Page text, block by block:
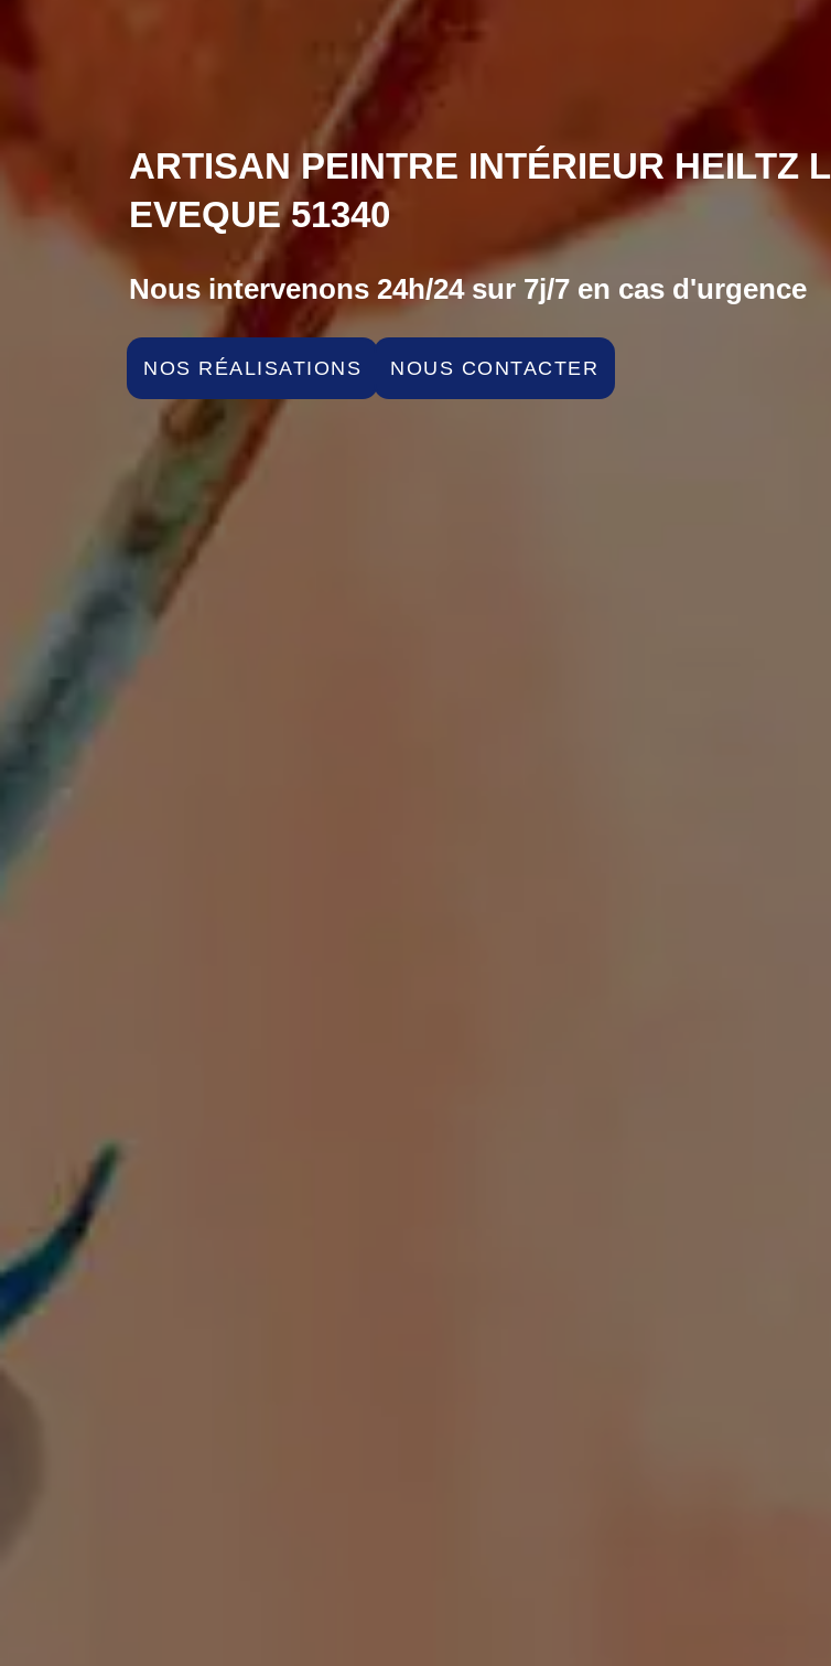
ARTISAN PEINTRE INTÉRIEUR HEILTZ L
EVEQUE 51340
Nous intervenons 24h/24 sur 7j/7 en cas d'urgence
NOS RÉALISATIONS NOUS CONTACTER